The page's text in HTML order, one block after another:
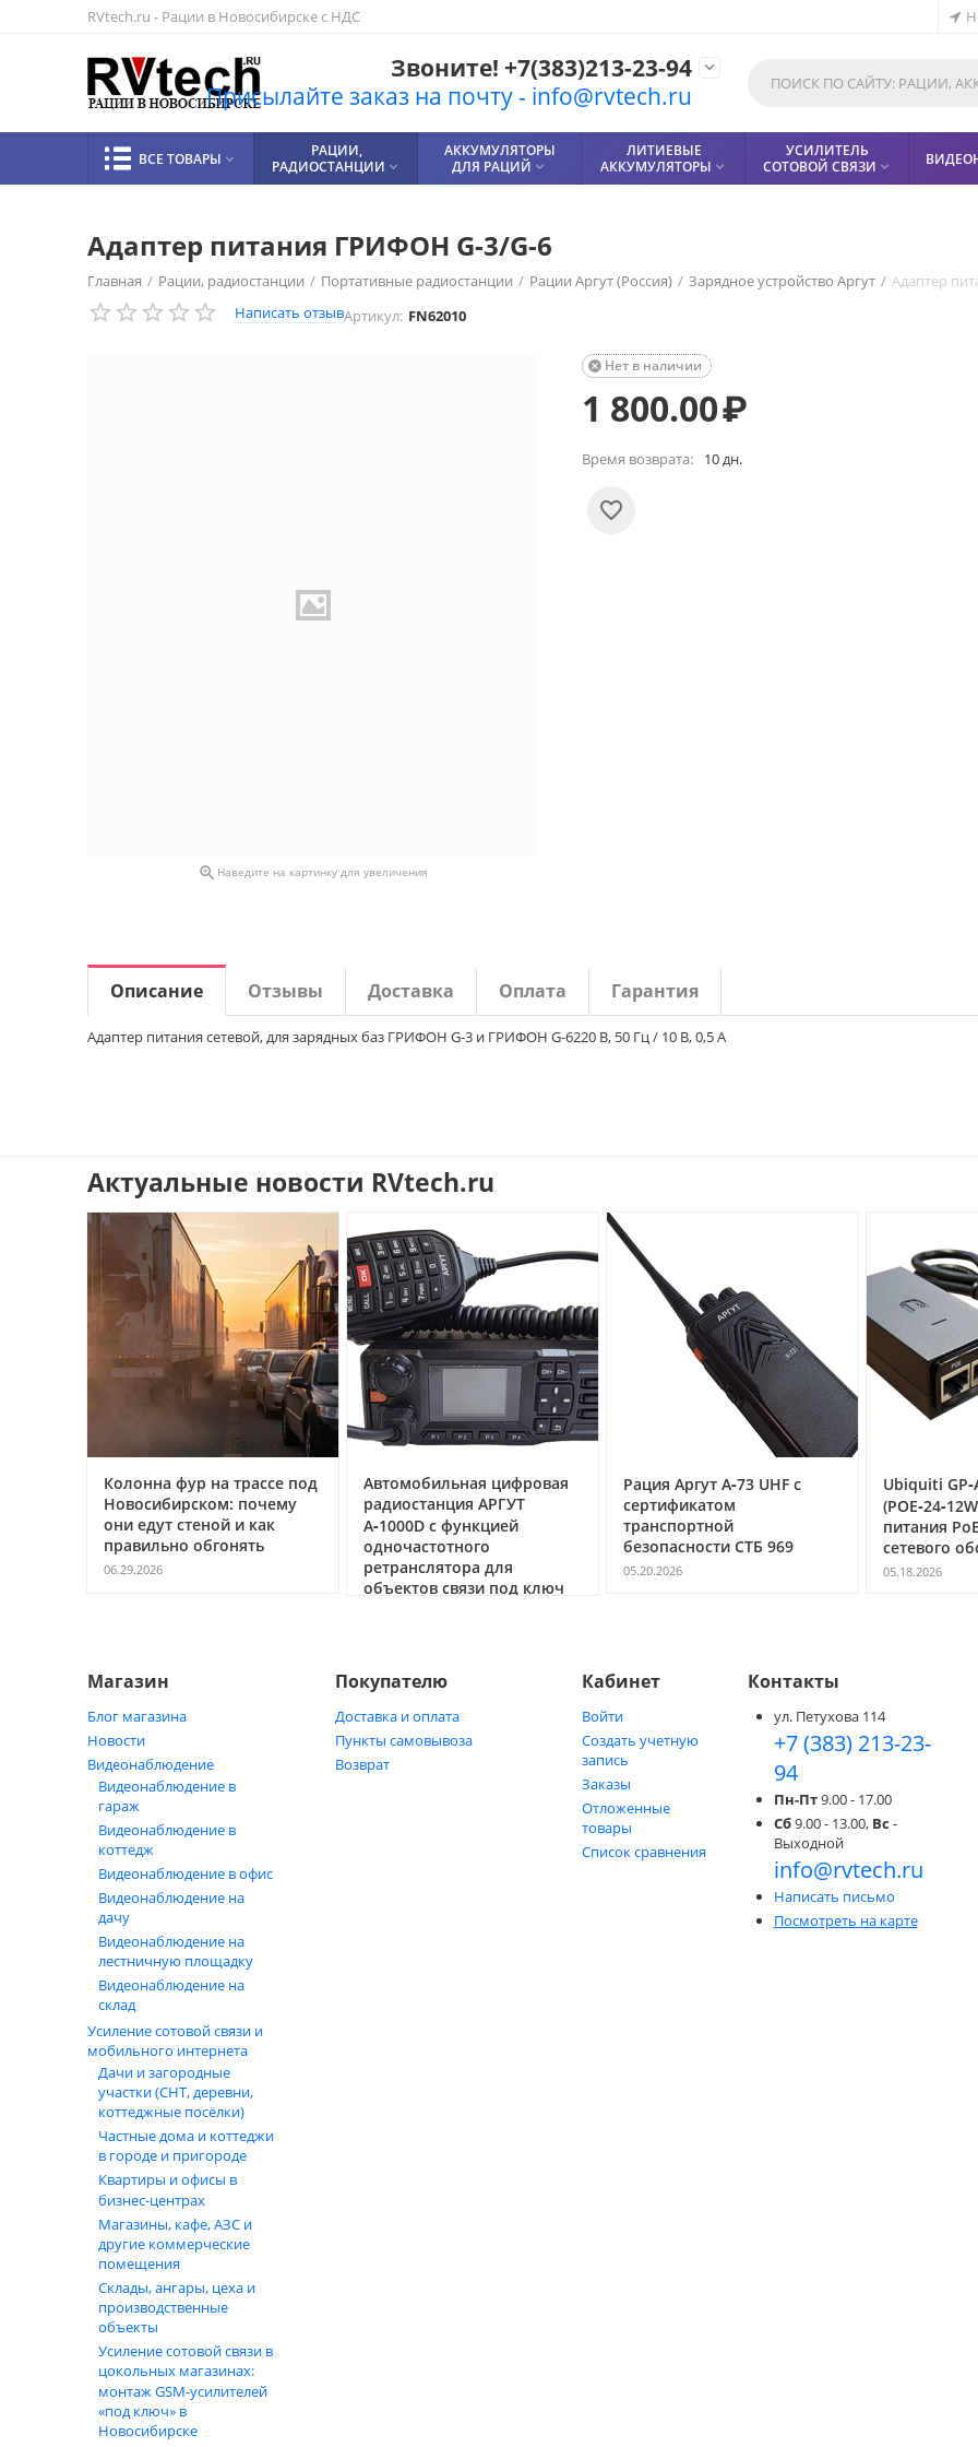
RVtech.ru - Рации в Новосибирске с НДС
Звоните! +7(383)213-23-94
Присылайте заказ на почту - info@rvtech.ru

ВСЕ ТОВАРЫ 
РАЦИИ,
РАДИОСТАНЦИИ 
АККУМУЛЯТОРЫ
ДЛЯ РАЦИЙ 
ЛИТИЕВЫЕ
АККУМУЛЯТОРЫ 
УСИЛИТЕЛЬ
СОТОВОЙ СВЯЗИ 
Адаптер питания ГРИФОН G-3/G-6
Главная / Рации, радиостанции / Портативные радиостанции / Рации Аргут (Россия) / Зарядное устройство Аргут / Адаптер
Написать отзывАртикул: FN62010
 Наведите на картинку для увеличения
Нет в наличии

1 800.00₽
Время возврата: 10 дн.
Описание Отзывы Доставка Оплата Гарантия
Адаптер питания сетевой, для зарядных баз ГРИФОН G-3 и ГРИФОН G-6220 В, 50 Гц / 10 В, 0,5 А
Актуальные новости RVtech.ru
Колонна фур на трассе под
Новосибирском: почему
они едут стеной и как
правильно обгонять
06.29.2026
Автомобильная цифровая
радиостанция АРГУТ
А‑1000D с функцией
одночастотного
ретранслятора для
объектов связи под ключ
Рация Аргут А‑73 UHF с
сертификатом
транспортной
безопасности СТБ 969
05.20.2026
Ubiquiti
(POE‑24‑12W)
питания PoE 24
сетевого
05.18.2026
Магазин
Блог магазина
Новости
Видеонаблюдение
Видеонаблюдение в
гараж
Видеонаблюдение в
коттедж
Видеонаблюдение в офис
Видеонаблюдение на
дачу
Видеонаблюдение на
лестничную площадку
Видеонаблюдение на
склад
Усиление сотовой связи и
мобильного интернета
Дачи и загородные
участки (СНТ, деревни,
коттеджные посёлки)
Частные дома и коттеджи
в городе и пригороде
Квартиры и офисы в
бизнес‑центрах
Магазины, кафе, АЗС и
другие коммерческие
помещения
Склады, ангары, цеха и
производственные
объекты
Усиление сотовой связи в
цокольных магазинах:
монтаж GSM‑усилителей
«под ключ» в
Новосибирске
Покупателю
Доставка и оплата
Пункты самовывоза
Возврат
Кабинет
Войти
Создать учетную
запись
Заказы
Отложенные
товары
Список сравнения
Контакты
ул. Петухова 114
+7 (383) 213-23-
94
Пн-Пт9.00 - 17.00
Сб9.00 - 13.00, Вс -
Выходной
info@rvtech.ru
Написать письмо
Посмотреть на карте